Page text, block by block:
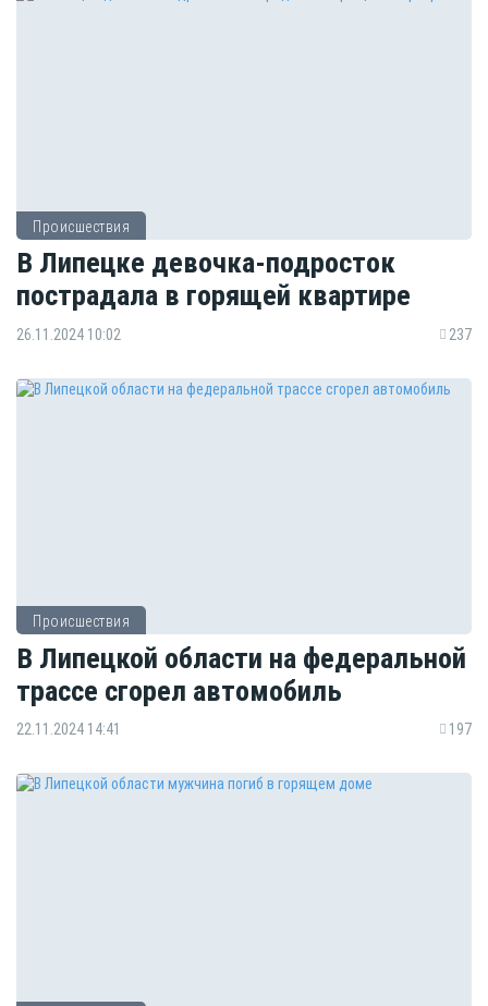
Происшествия
В Липецке девочка-подросток
пострадала в горящей квартире
26.11.2024 10:02 237
Происшествия
В Липецкой области на федеральной
трассе сгорел автомобиль
22.11.2024 14:41 197